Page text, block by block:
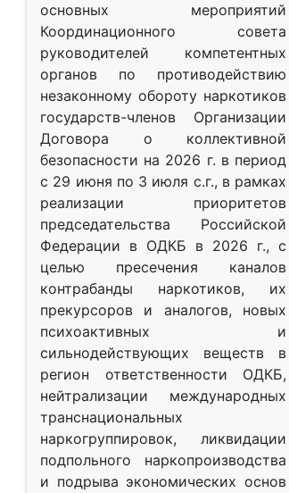
основных мероприятий
Координационного совета
руководителей компетентных
органов по противодействию
незаконному обороту наркотиков
государств-членов Организации
Договора о коллективной
безопасности на 2026 г. в период
с 29 июня по 3 июля с.г., в рамках
реализации приоритетов
председательства Российской
Федерации в ОДКБ в 2026 г., с
целью пресечения каналов
контрабанды наркотиков, их
прекурсоров и аналогов, новых
психоактивных и
сильнодействующих веществ в
регион ответственности ОДКБ,
нейтрализации международных
транснациональных
наркогруппировок, ликвидации
подпольного наркопроизводства
и подрыва экономических основ